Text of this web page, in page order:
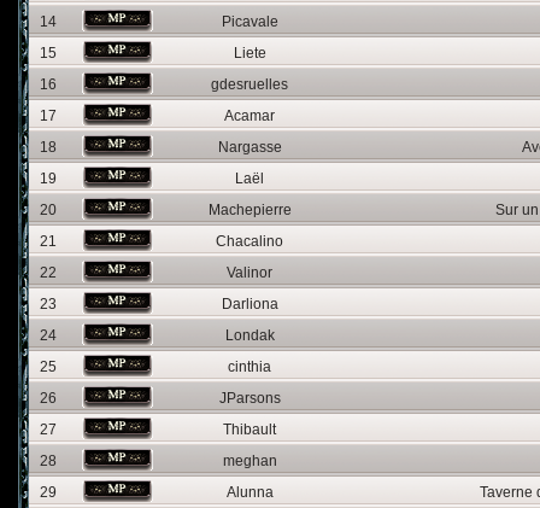
14
Picavale
15
Liete
16
gdesruelles
17
Acamar
18
Nargasse
19
Laël
20
Machepierre
Sur
21
Chacalino
22
Valinor
23
Darliona
24
Londak
25
cinthia
26
JParsons
27
Thibault
28
meghan
29
Alunna
Taverne